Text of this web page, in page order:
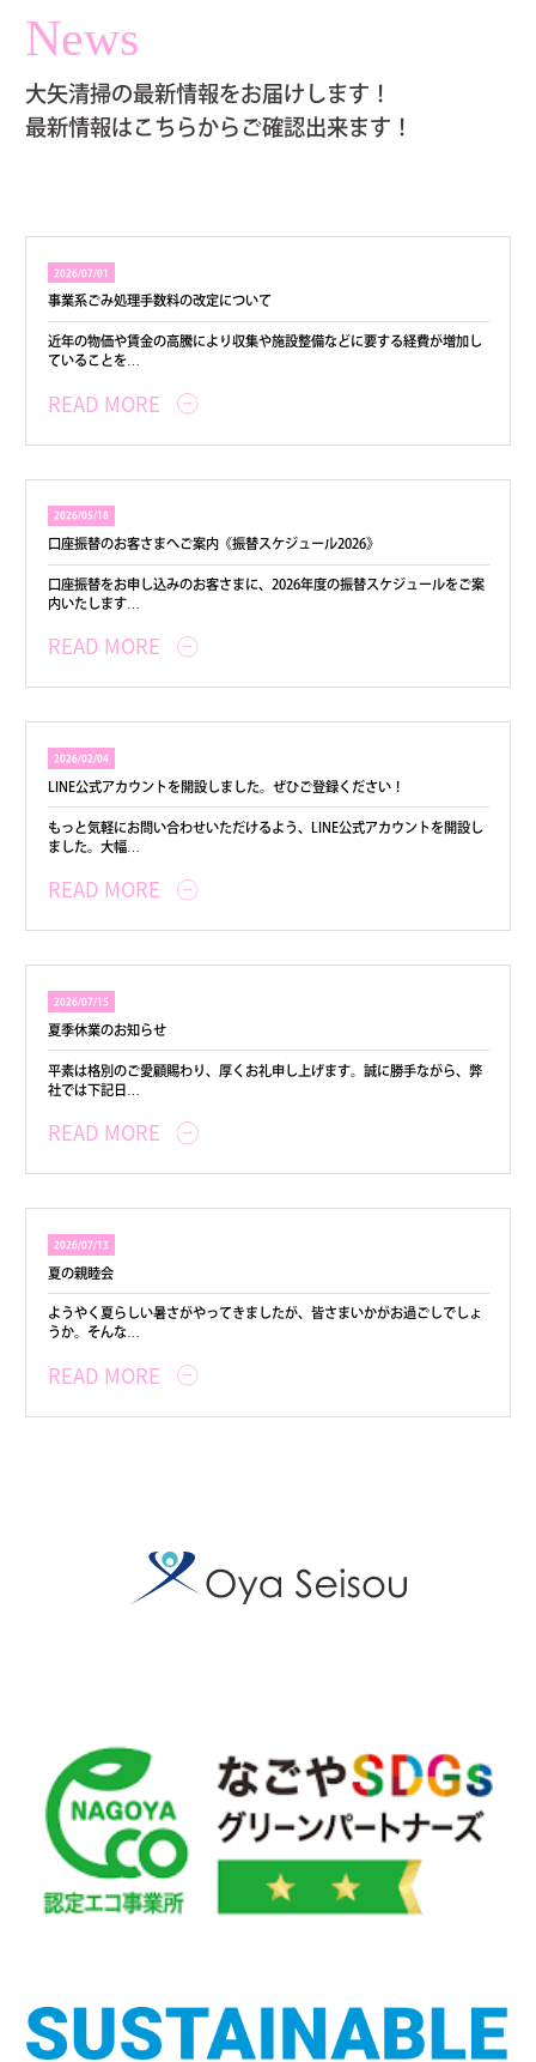
News
大矢清掃の最新情報をお届けします！
最新情報はこちらからご確認出来ます！
2026/07/01
事業系ごみ処理手数料の改定について
近年の物価や賃金の高騰により収集や施設整備などに要する経費が増加し
ていることを…
READ MORE
2026/05/18
口座振替のお客さまへご案内《振替スケジュール2026》
口座振替をお申し込みのお客さまに、2026年度の振替スケジュールをご案
内いたします…
READ MORE
2026/02/04
LINE公式アカウントを開設しました。ぜひご登録ください！
もっと気軽にお問い合わせいただけるよう、LINE公式アカウントを開設し
ました。大幅…
READ MORE
2026/07/15
夏季休業のお知らせ
平素は格別のご愛顧賜わり、厚くお礼申し上げます。誠に勝手ながら、弊
社では下記日…
READ MORE
2026/07/13
夏の親睦会
ようやく夏らしい暑さがやってきましたが、皆さまいかがお過ごしでしょ
うか。そんな…
READ MORE